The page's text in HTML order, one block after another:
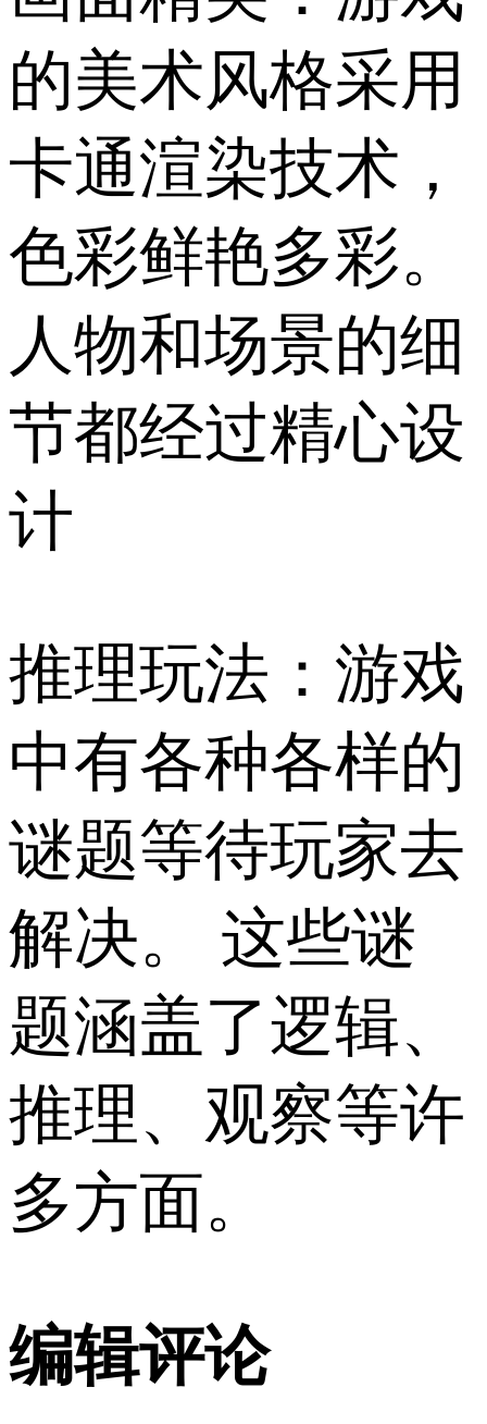
的美术风格采用
卡通渲染技术，
色彩鲜艳多彩。
人物和场景的细
节都经过精心设
计
推理玩法：游戏
中有各种各样的
谜题等待玩家去
解决。 这些谜
题涵盖了逻辑、
推理、观察等许
多方面。
编辑评论